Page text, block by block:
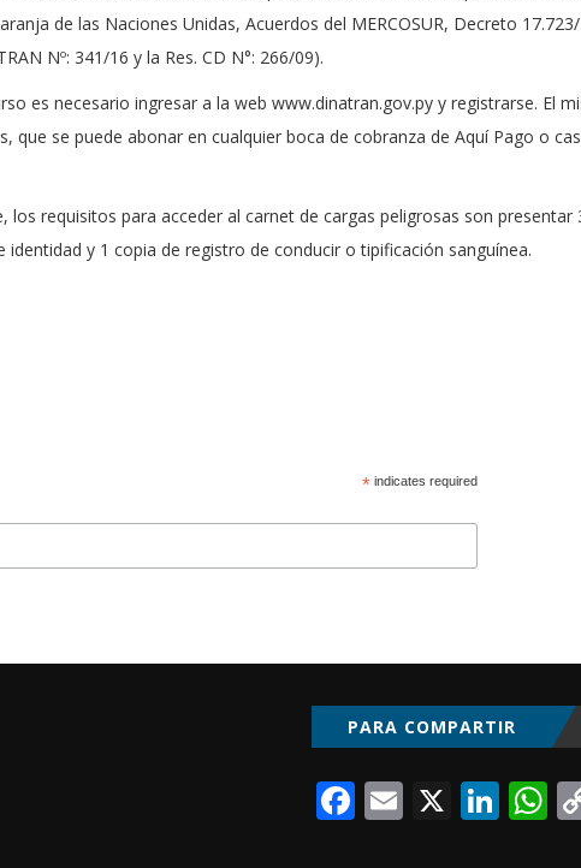
de las Naciones Unidas, Acuerdos del MERCOSUR, Decreto
Nº: 341/16 y la Res. CD N°: 266/09).
es necesario ingresar a la web www.dinatran.gov.py y registrarse. El
que se puede abonar en cualquier boca de cobranza de Aquí Pago o
los requisitos para acceder al carnet de cargas peligrosas son
identidad y 1 copia de registro de conducir o tipificación sanguínea.
*indicates required
PARA COMPARTIR
Facebook
Email
X